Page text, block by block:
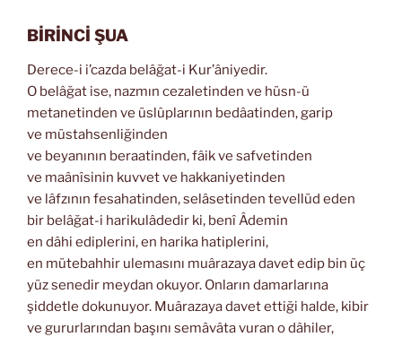
BİRİNCİ ŞUA
Derece-i i’cazda belâğat-i Kur’âniyedir.
O belâğat ise, nazmın cezaletinden ve hüsn-ü
metanetinden ve üslûplarının bedâatinden, garip
ve müstahsenliğinden
ve beyanının beraatinden, fâik ve safvetinden
ve maânîsinin kuvvet ve hakkaniyetinden
ve lâfzının fesahatinden, selâsetinden tevellüd eden
bir belâğat-i harikulâdedir ki, benî Âdemin
en dâhi ediplerini, en harika hatiplerini,
en mütebahhir ulemasını muârazaya davet edip bin üç
yüz senedir meydan okuyor. Onların damarlarına
şiddetle dokunuyor. Muârazaya davet ettiği halde, kibir
ve gururlarından başını semâvâta vuran o dâhiler,